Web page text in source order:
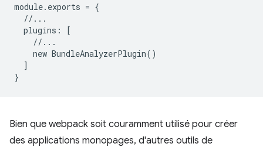
module. exports = {
//...
plugins :
[
//...
new BundleAnalyzerPlugin()
]
}
Bien que webpack soit couramment utilisé pour créer
des applications monopages, d'autres outils de